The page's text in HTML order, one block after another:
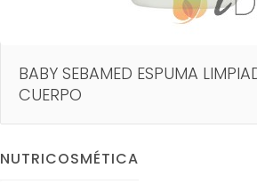
BABY SEBAMED ESPUMA
CUERPO
NUTRICOSMÉTICA